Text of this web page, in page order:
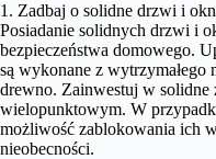
1. Zadbaj o solidne drzwi i
Posiadanie solidnych drzwi i
bezpieczeństwa domowego.
są wykonane z wytrzymałego
drewno. Zainwestuj w solidne
wielopunktowym. W
możliwość zablokowania ich
nieobecności.